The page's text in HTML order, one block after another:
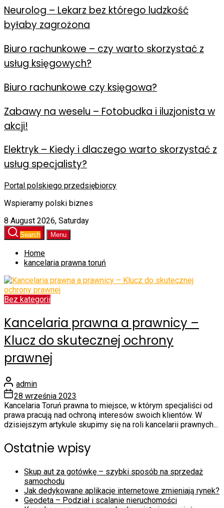
Neurolog – Lekarz bez którego ludzkość
byłaby zagrożona
Biuro rachunkowe – czy warto skorzystać z
usług księgowych?
Biuro rachunkowe czy księgowa?
Zabawy na weselu – Fotobudka i iluzjonista w
akcji!
Elektryk – Kiedy i dlaczego warto skorzystać z
usług specjalisty?
Portal polskiego przedsiębiorcy
Wspieramy polski biznes
8 August 2026, Saturday
Search Menu
Home
kancelaria prawna toruń
Bez kategorii
Kancelaria prawna a prawnicy –
Klucz do skutecznej ochrony
prawnej
admin
28 września 2023
Kancelaria Toruń prawna to miejsce, w którym specjaliści od
prawa pracują nad ochroną interesów swoich klientów. W
dzisiejszym artykule skupimy się na roli kancelarii prawnych...
Ostatnie wpisy
Skup aut za gotówkę – szybki sposób na sprzedaż
samochodu
Jak dedykowane aplikacje internetowe zmieniają rynek?
Geodeta – Podział i scalanie nieruchomości